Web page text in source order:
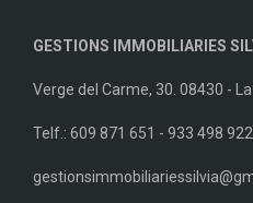
GESTIONS IMMOBILIARIES
Verge del Carme, 30. 08430 -
Telf.: 609 871 651 - 933 498 922